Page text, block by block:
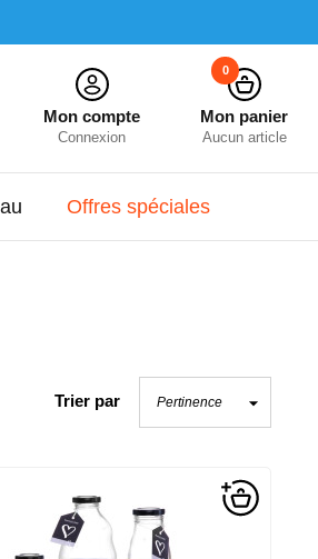
Mon compte
Connexion
Mon panier
Aucun article
0
Offres spéciales
Trier par